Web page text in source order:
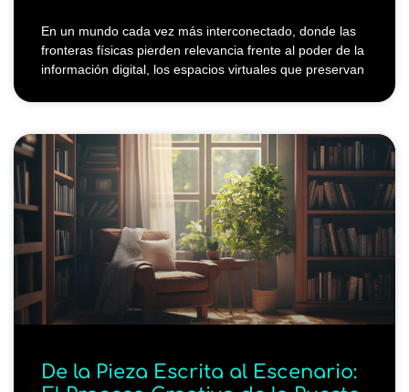
En un mundo cada vez más interconectado, donde las
fronteras físicas pierden relevancia frente al poder de la
información digital, los espacios virtuales que preservan
De la Pieza Escrita al Escenario: